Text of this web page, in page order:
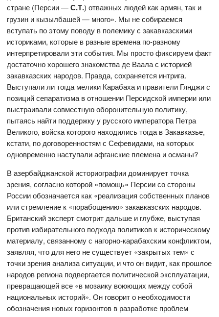
стране (Персии —С.Т.) отважных людей как армян, так и
грузин и кызылбашей — много». Мы не собираемся
вступать по этому поводу в полемику с закавказскими
историками, которые в разные времена по-разному
интерпретировали эти события. Мы просто фиксируем факт
достаточно хорошего знакомства де Ваала с историей
закавказских народов. Правда, сохраняется интрига.
Выступали ли тогда мелики Карабаха и правители Гянджи с
позиций сепаратизма в отношении Персидской империи или
выстраивали совместную оборонительную политику,
пытаясь найти поддержку у русского императора Петра
Великого, войска которого находились тогда в Закавказье,
кстати, по договоренностям с Сефевидами, на которых
одновременно наступали афганские племена и османы?
В азербайджанской историографии доминирует точка
зрения, согласно которой «помощь» Персии со стороны
России обозначается как «реализация собственных планов
или стремление к «порабощению» закавказских народов.
Британский эксперт смотрит дальше и глубже, выступая
против избирательного подхода политиков к историческому
материалу, связанному с нагорно-карабахским конфликтом,
заявляя, что для него не существует «закрытых тем» с
точки зрения анализа ситуации, и что он видит, как прошлое
народов региона подвергается политической эксплуатации,
превращающей все «в мозаику воюющих между собой
национальных историй». Он говорит о необходимости
обозначения новых горизонтов в разработке проблем